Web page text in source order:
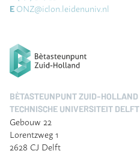
E ONZ@iclon.leidenuniv.nl
BÈTASTEUNPUNT ZUID-HOLLAND
TECHNISCHE UNIVERSITEIT DELFT
Gebouw 22
Lorentzweg 1
2628 CJ Delft